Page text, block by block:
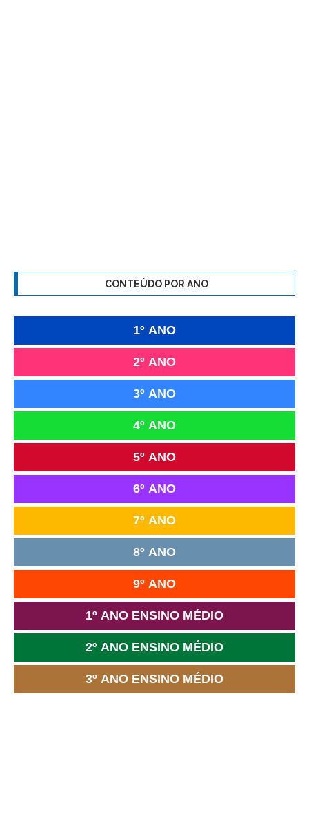
CONTEÚDO POR ANO
1º ANO
2º ANO
3º ANO
4º ANO
5º ANO
6º ANO
7º ANO
8º ANO
9º ANO
1º ANO ENSINO MÉDIO
2º ANO ENSINO MÉDIO
3º ANO ENSINO MÉDIO